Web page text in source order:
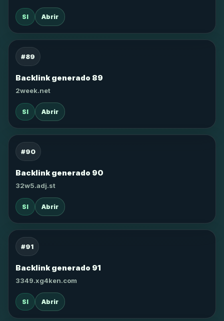
SI Abrir
#89
Backlink generado 89
2week.net
SI Abrir
#90
Backlink generado 90
32w5.adj.st
SI Abrir
#91
Backlink generado 91
3349.xg4ken.com
SI Abrir